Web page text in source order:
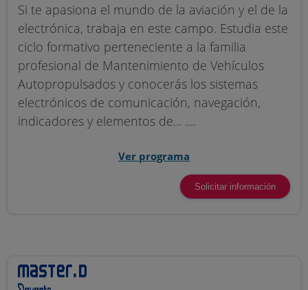
Si te apasiona el mundo de la aviación y el de la
electrónica, trabaja en este campo. Estudia este
ciclo formativo perteneciente a la familia
profesional de Mantenimiento de Vehículos
Autopropulsados y conocerás los sistemas
electrónicos de comunicación, navegación,
indicadores y elementos de... ....
Ver programa
Solicitar información